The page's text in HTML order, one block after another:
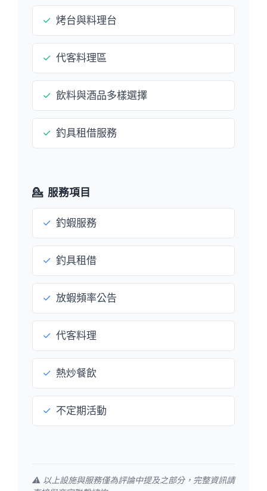
✓ 烤台與料理台
✓ 代客料理區
✓ 飲料與酒品多樣選擇
✓ 釣具租借服務
💁 服務項目
✓ 釣蝦服務
✓ 釣具租借
✓ 放蝦頻率公告
✓ 代客料理
✓ 熱炒餐飲
✓ 不定期活動
⚠️ 以上設施與服務僅為評論中提及之部分，完整資訊請